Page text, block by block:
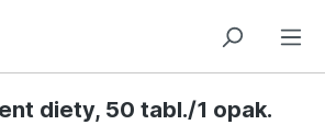
diety, 50 tabl./1 opak.